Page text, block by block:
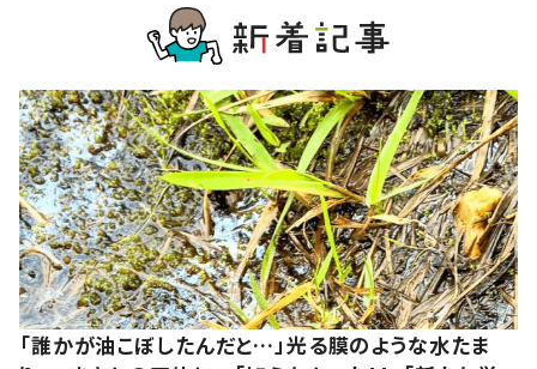
「誰かが油こぼしたんだと…」光る膜のような水たま